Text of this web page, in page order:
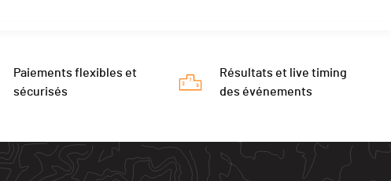
Paiements flexibles et
sécurisés
Résultats et live timing
des événements